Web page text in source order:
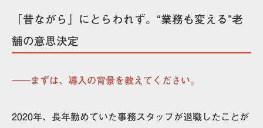
「昔ながら」にとらわれず。“業務も変える”老
舗の意思決定
――まずは、導入の背景を教えてください。
2020年、長年勤めていた事務スタッフが退職したことが